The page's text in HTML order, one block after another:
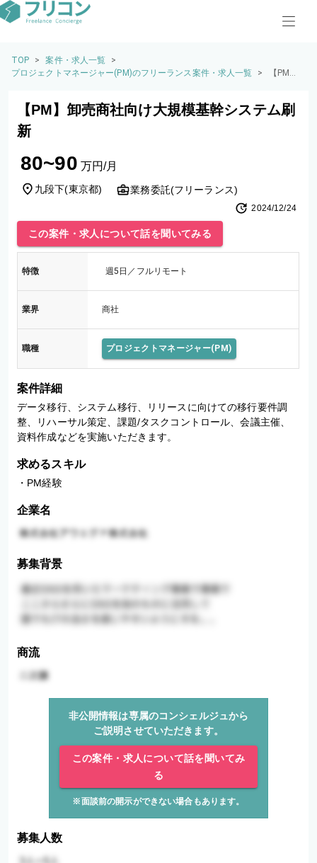
TOP > 案件・求人一覧
>
プロジェクトマネージャー(PM)のフリーランス案件・求人一覧
>
【PM】
模基幹シ
【PM】卸売商社向け大規模基幹システム刷
新
80~90 万円/月
九段下(東京都) 業務委託(フリーランス)
2024/12/24
この案件・求人について話を聞いてみる
特徴 週5日／フルリモート
業界 商社
職種 プロジェクトマネージャー(PM)
案件詳細
データ移行、システム移行、リリースに向けての移行要件調
整、リハーサル策定、課題/タスクコントロール、会議主催、
資料作成などを実施いただきます。
求めるスキル
・PM経験
企業名
募集背景
商流
非公開情報は専属のコンシェルジュから
ご説明させていただきます。
この案件・求人について話を聞いてみ
る
※面談前の開示ができない場合もあります。
募集人数